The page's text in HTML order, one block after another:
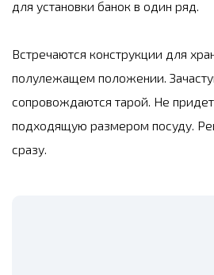
для установки банок в один ряд.
Встречаются конструкции для
полулежащем положении.
сопровождаются тарой. Не
подходящую размером посуду.
сразу.